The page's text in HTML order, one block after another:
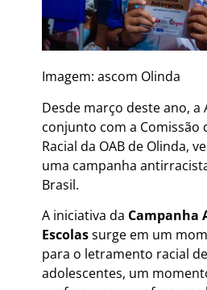
Imagem: ascom Olinda
Desde março deste ano, a
conjunto com a Comissão
Racial da OAB de Olinda,
uma campanha
Brasil.
A iniciativa da Campanha
Escolassurge em um
para o letramento racial
adolescentes, um